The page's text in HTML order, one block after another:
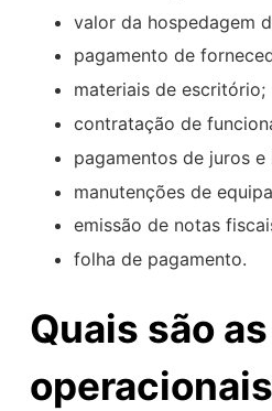
valor da hospedagem
pagamento de
materiais de escritório;
contratação de
pagamentos de juros e
manutenções de
emissão de notas
folha de pagamento.
Quais são